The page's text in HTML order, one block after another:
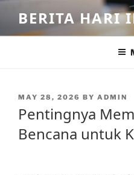
content
BERITA HARI
POSTED
MAY 28, 2026 BY ADMIN
Pentingnya
Bencana untuk